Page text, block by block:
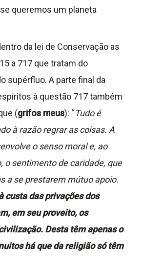
queremos um planeta
da lei de Conservação as
a 717 que tratam do
supérfluo. A parte final da
à questão 717 também
(grifos meus): “Tudo é
à razão regrar as coisas. A
o senso moral e, ao
o sentimento de caridade, que
a se prestarem mútuo apoio.
custa das privações dos
em seu proveito, os
Desta têm apenas o
há que da religião só têm